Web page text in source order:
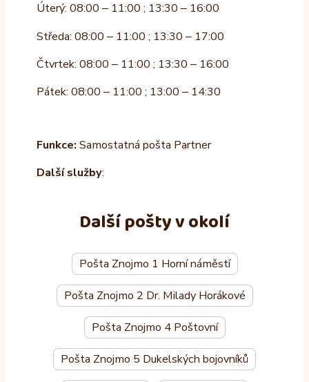
Úterý: 08:00 – 11:00 ; 13:30 – 16:00
Středa: 08:00 – 11:00 ; 13:30 – 17:00
Čtvrtek: 08:00 – 11:00 ; 13:30 – 16:00
Pátek: 08:00 – 11:00 ; 13:00 – 14:30
Funkce: Samostatná pošta Partner
Další služby:
Další pošty v okolí
Pošta Znojmo 1 Horní náměstí
Pošta Znojmo 2 Dr. Milady Horákové
Pošta Znojmo 4 Poštovní
Pošta Znojmo 5 Dukelských bojovníků